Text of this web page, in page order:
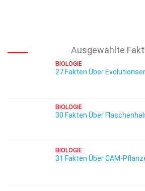
Ausgewählte
BIOLOGIE
27 Fakten Über
BIOLOGIE
30 Fakten Über
BIOLOGIE
31 Fakten Über CAM-